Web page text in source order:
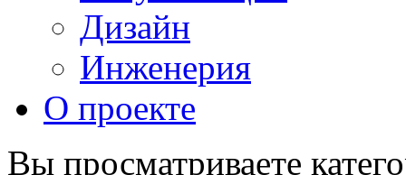
Дизайн
Инженерия
О проекте
Вы просматриваете